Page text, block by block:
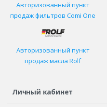
Авторизованный пункт
продаж фильтров Comi One
Авторизованный пункт
продаж масла Rolf
Личный кабинет